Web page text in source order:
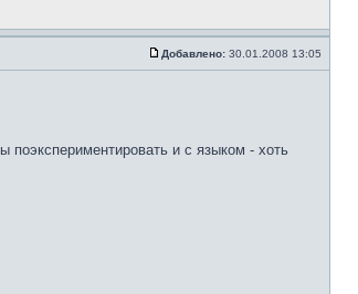
Добавлено: 30.01.2008 13:05
и с языком - хоть